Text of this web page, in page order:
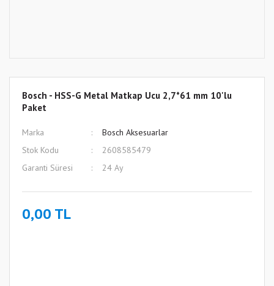
Bosch - HSS-G Metal Matkap Ucu 2,7*61 mm 10'lu
Paket
Marka
Bosch Aksesuarlar
Stok Kodu
2608585479
Garanti Süresi
24 Ay
0,00 TL